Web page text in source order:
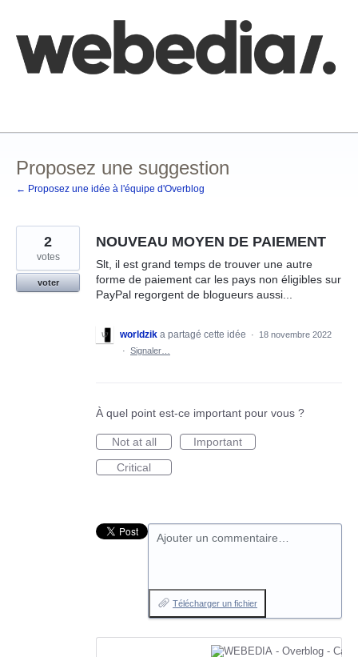
contenu
Proposez une suggestion
← Proposez une idée à l'équipe d'Overblog
NOUVEAU MOYEN DE PAIEMENT
Slt, il est grand temps de trouver une autre
forme de paiement car les pays non éligibles sur
PayPal regorgent de blogueurs aussi...
2
votes
voter
worldzik a partagé cette idée ·
18 novembre 2022
· Signaler…
À quel point est-ce important pour vous ?
Not at all
Important
Critical
Ajouter un commentaire…
Télécharger un fichier